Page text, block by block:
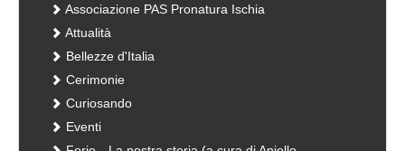
Associazione PAS Pronatura Ischia
Attualità
Bellezze d'Italia
Cerimonie
Curiosando
Eventi